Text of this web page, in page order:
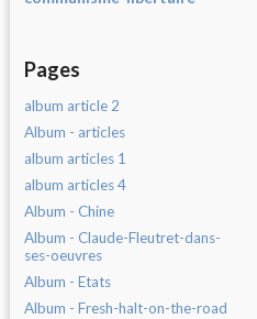
Pages
album article 2
Album - articles
album articles 1
album articles 4
Album - Chine
Album - Claude-Fleutret-dans-
ses-oeuvres
Album - Etats
Album - Fresh-halt-on-the-road